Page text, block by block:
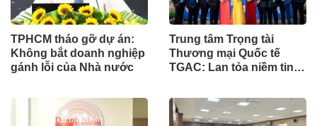
TPHCM tháo gỡ dự án:
Không bắt doanh nghiệp
gánh lỗi của Nhà nước
Trung tâm Trọng tài
Thương mại Quốc tế
TGAC: Lan tỏa niềm tin,